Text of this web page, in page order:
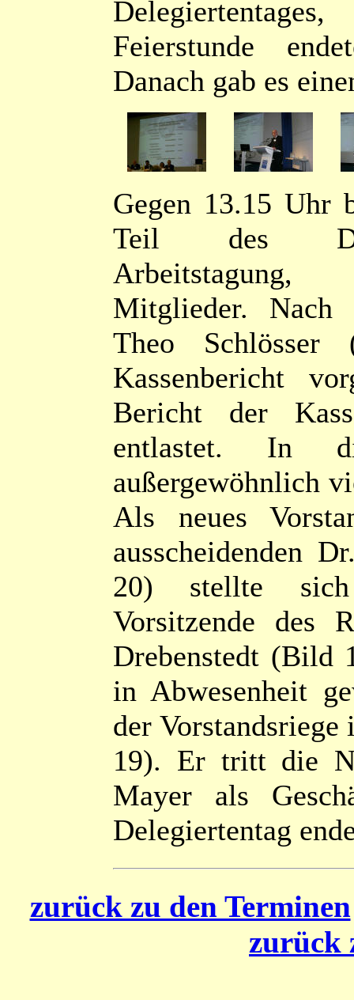
Feierstunde
Danach gab es
Gegen 13.15 Uhr
Teil des
Mitglieder. Nach
Theo
Kassenbericht
Bericht der
entlastet. In
außergewöhnlich
Als neues
ausscheidenden
20) stellte
Vorsitzende des
Drebenstedt (Bild
in Abwesenheit
der
19). Er tritt die
Mayer als
Delegiertentag
zurück zu den Terminen
zurück